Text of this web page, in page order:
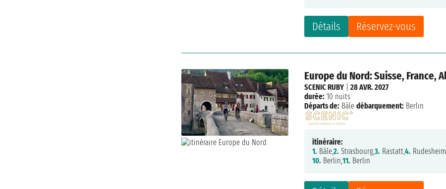
Détails Réservez-vous
Europe du Nord: Suisse, France,
SCENIC RUBY |28 AVR. 2027
durée: 10 nuits
Départs de: Bâle débarquement: Berlin
itinéraire:
1. Bâle,2. Strasbourg,3. Rastatt,4.
10. Berlin,11. Berlin